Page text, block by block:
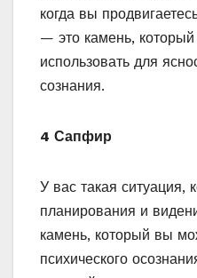
когда вы
— это камень,
использовать для
сознания.
4 Сапфир
У вас такая ситуация,
планирования и
камень, который вы
психического